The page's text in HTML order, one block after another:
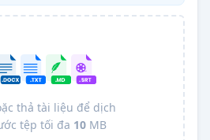
thả tài liệu để dịch
tệp tối đa 10 MB